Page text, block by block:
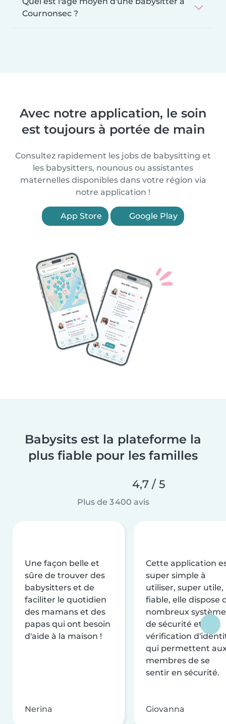
Cournonsec ?
Avec notre application, le soin
est toujours à portée de main
Consultez rapidement les jobs de babysitting et
les babysitters, nounous ou assistantes
maternelles disponibles dans votre région via
notre application !
App Store Google Play
Babysits est la plateforme la
plus fiable pour les familles
4,7 / 5
Plus de 3 400 avis
Une façon belle et
sûre de trouver des
babysitters et de
faciliter le quotidien
des mamans et des
papas qui ont besoin
d'aide à la maison !
Nerina
Cette application
super simple à
utiliser, super utile,
fiable, elle dispose
nombreux
de sécurité et de
vérification
qui permettent
membres de se
sentir en sécurité.
Giovanna